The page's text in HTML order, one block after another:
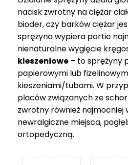
nacisk zwrotny na ciężar
bioder, czy barków ciężar
sprężyna wypiera partie
nienaturalne wygięcie
kieszeniowe – to sprężyny
papierowymi lub
kieszeniami/tubami. W
placów związanych ze
zwrotny również najmocniej
newralgiczne miejsca,
ortopedyczną.